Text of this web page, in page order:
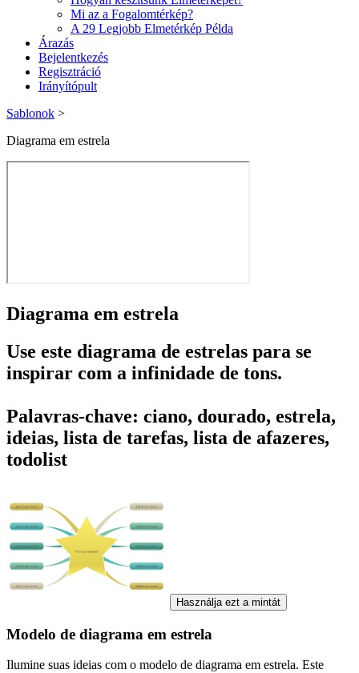
Mi az a Fogalomtérkép?
A 29 Legjobb Elmetérkép Példa
Árazás
Bejelentkezés
Regisztráció
Irányítópult
Sablonok >
Diagrama em estrela
Diagrama em estrela
Use este diagrama de estrelas para se
inspirar com a infinidade de tons.
Palavras-chave: ciano, dourado, estrela,
ideias, lista de tarefas, lista de afazeres,
todolist
Használja ezt a mintát
Modelo de diagrama em estrela
Ilumine suas ideias com o modelo de diagrama em estrela. Este